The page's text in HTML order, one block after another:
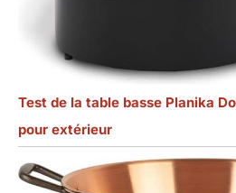
Test de la table basse Planika
pour extérieur